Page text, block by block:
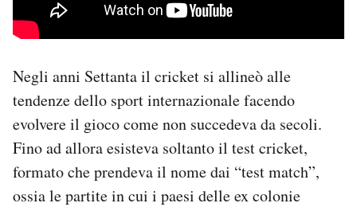
Negli anni Settanta il cricket si allineò alle
tendenze dello sport internazionale facendo
evolvere il gioco come non succedeva da secoli.
Fino ad allora esisteva soltanto il test cricket,
formato che prendeva il nome dai “test match”,
ossia le partite in cui i paesi delle ex colonie